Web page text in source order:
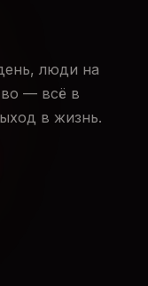
люди на
— всё в
в жизнь.